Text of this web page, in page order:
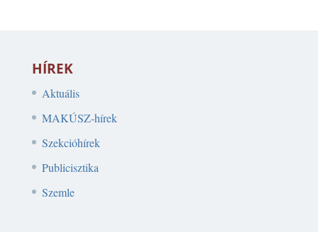
HÍREK
Aktuális
MAKÚSZ-hírek
Szekcióhírek
Publicisztika
Szemle